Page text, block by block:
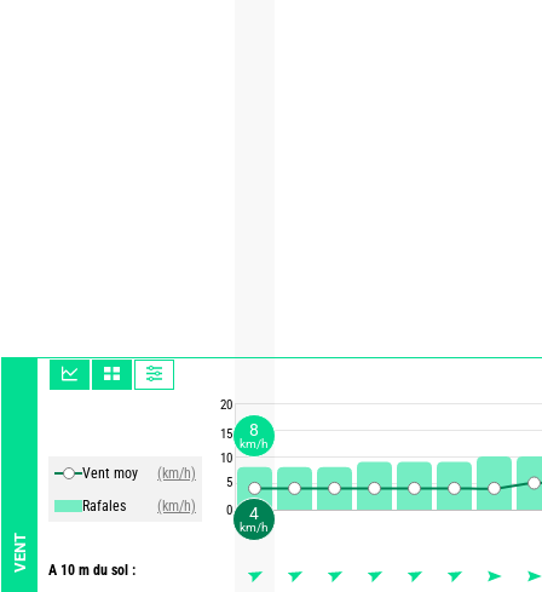
VENT
Vent moy
(km/h)
Rafales
(km/h)
A 10 m du sol :
20
15
10
5
0
4
km/h
8
km/h